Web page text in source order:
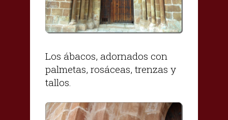
Los ábacos, adornados con
palmetas, rosáceas, trenzas y
tallos.